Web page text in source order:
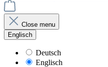
Close menu
Englisch
Deutsch
Englisch